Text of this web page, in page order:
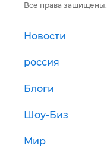
Все права защищены.
Новости
россия
Блоги
Шоу-Биз
Мир